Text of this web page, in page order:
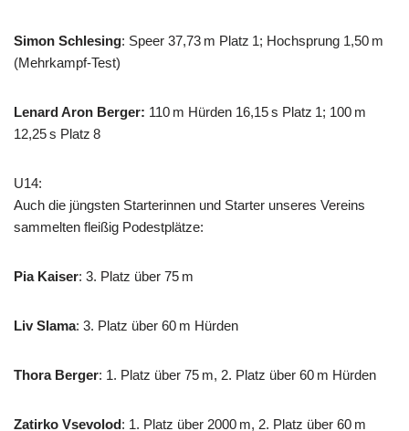
Simon Schlesing: Speer 37,73 m Platz 1; Hochsprung 1,50 m
(Mehrkampf-Test)
Lenard Aron Berger: 110 m Hürden 16,15 s Platz 1; 100 m
12,25 s Platz 8
U14:
Auch die jüngsten Starterinnen und Starter unseres Vereins
sammelten fleißig Podestplätze:
Pia Kaiser: 3. Platz über 75 m
Liv Slama: 3. Platz über 60 m Hürden
Thora Berger: 1. Platz über 75 m, 2. Platz über 60 m Hürden
Zatirko Vsevolod: 1. Platz über 2000 m, 2. Platz über 60 m